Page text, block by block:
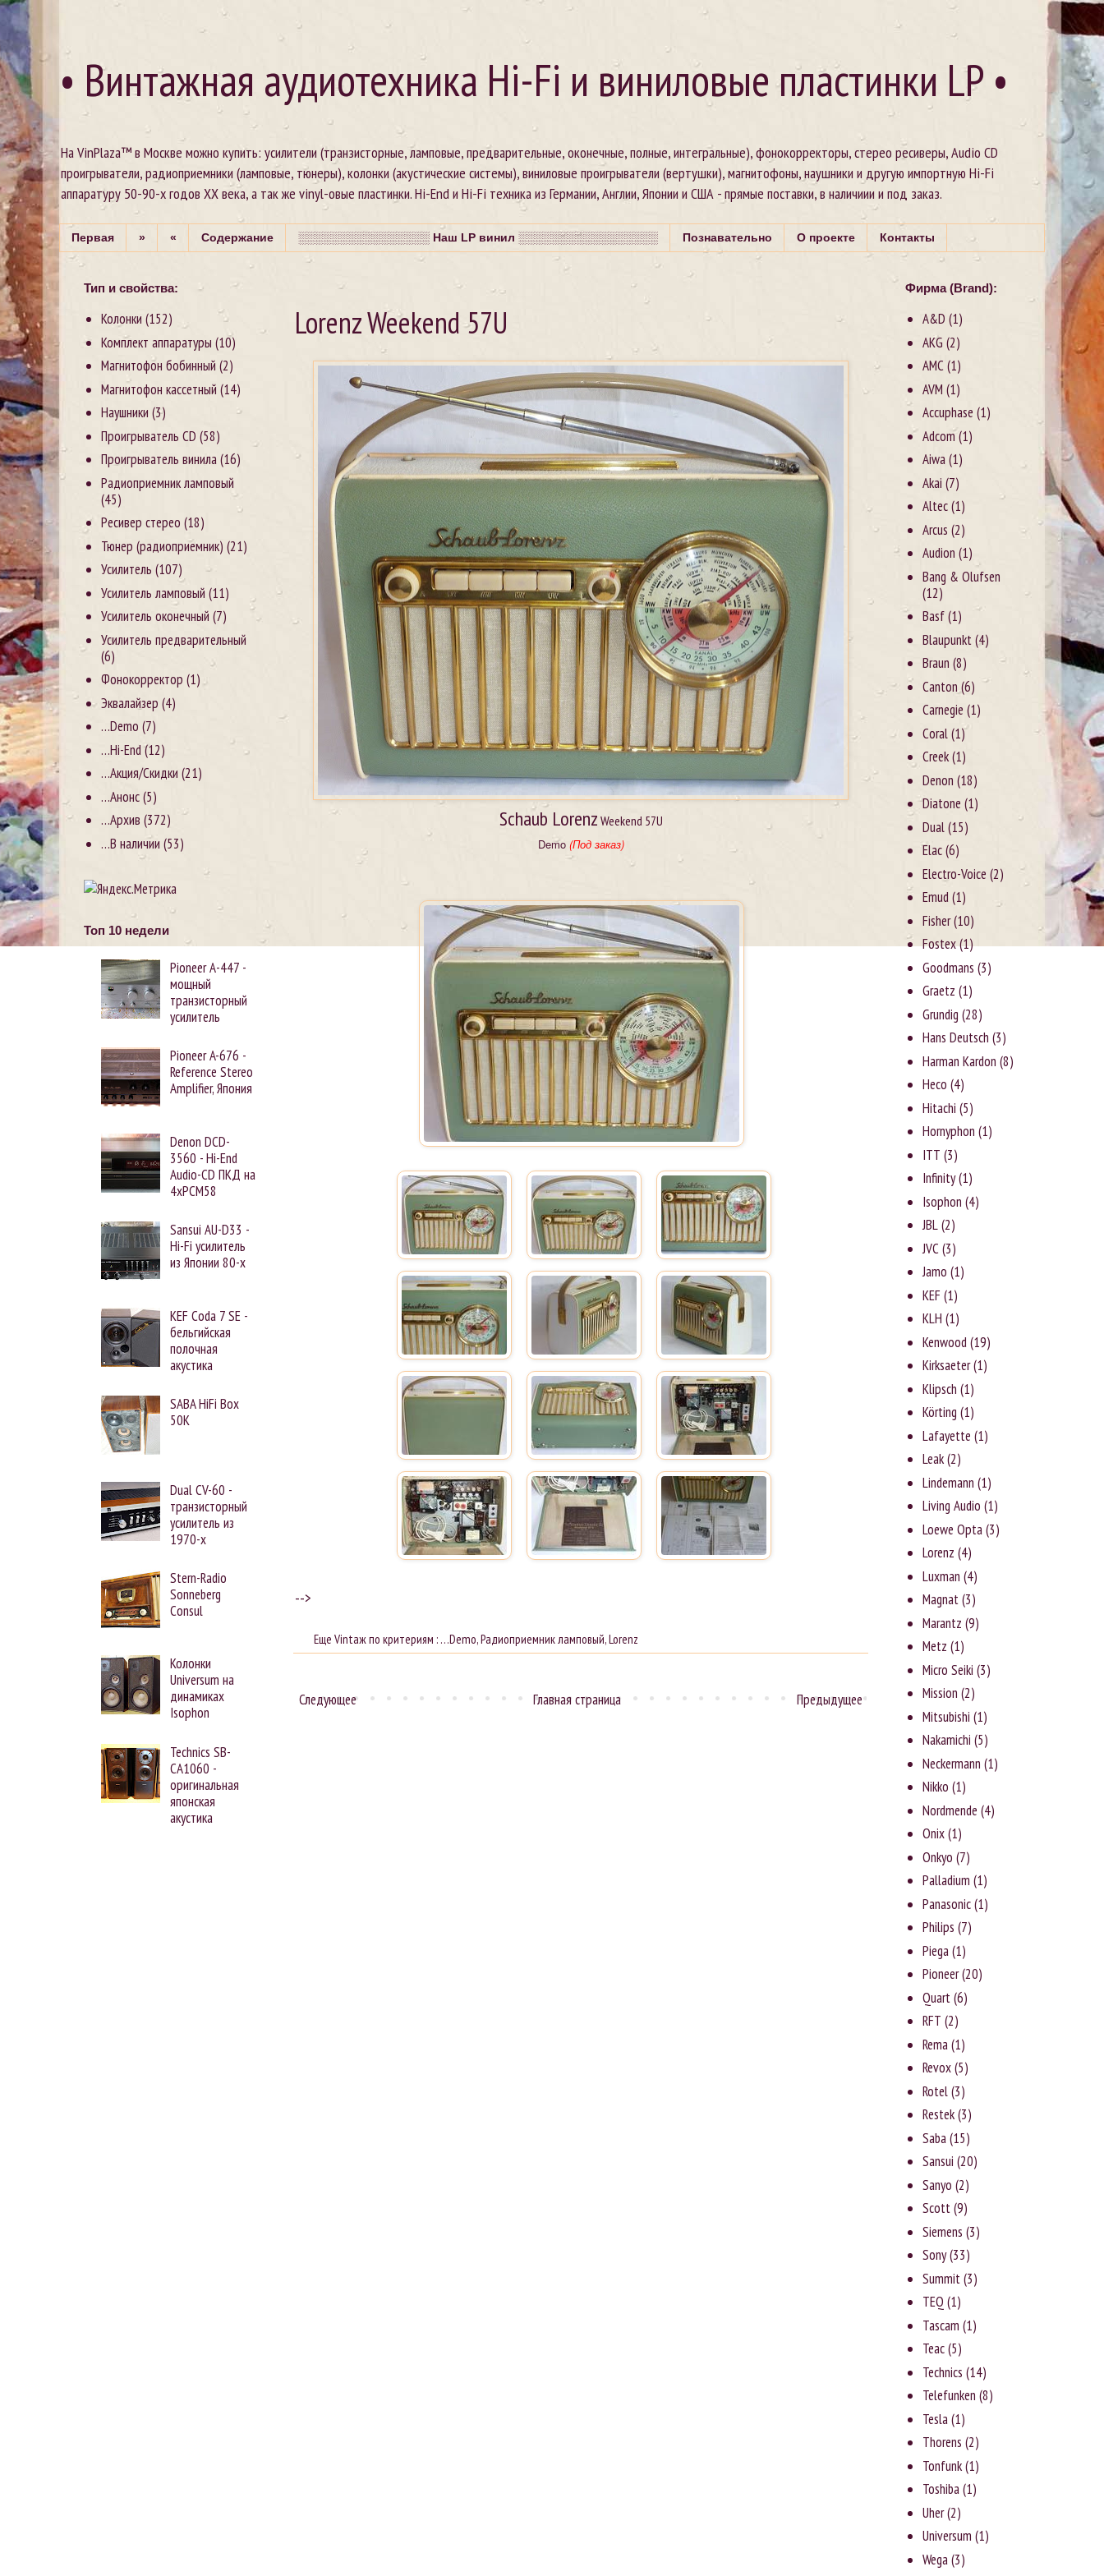
• Винтажная аудиотехника Hi-Fi и виниловые пластинки LP •
На VinPlaza™ в Москве можно купить: усилители (транзисторные, ламповые, предварительные, оконечные, полные, интегральные), фонокорректоры, стерео ресиверы, Audio CD
проигрыватели, радиоприемники (ламповые, тюнеры), колонки (акустические системы), виниловые проигрыватели (вертушки), магнитофоны, наушники и другую импортную Hi-Fi
аппаратуру 50-90-х годов XX века, а так же vinyl-овые пластинки. Hi-End и Hi-Fi техника из Германии, Англии, Японии и США - прямые поставки, в наличиии и под заказ.
Первая » « Содержание ░░░░░░░░░░░░░░░░ Наш LP винил ░░░░░░░░░░░░░░░░░ Познавательно О проекте Контакты
Lorenz Weekend 57U
Schaub Lorenz Weekend 57U
Demo (Под заказ)
-->
Еще Vintaж по критериям : …Demo,Радиоприемник ламповый,Lorenz
Следующее Предыдущее
Главная страница
Тип и свойства:
Колонки (152)
Комплект аппаратуры (10)
Магнитофон бобинный (2)
Магнитофон кассетный (14)
Наушники (3)
Проигрыватель CD (58)
Проигрыватель винила(16)
Радиоприемник ламповый
(45)
Ресивер стерео (18)
Тюнер (радиоприемник) (21)
Усилитель (107)
Усилитель ламповый (11)
Усилитель оконечный (7)
Усилитель предварительный
(6)
Фонокорректор (1)
Эквалайзер (4)
…Demo (7)
…Hi-End(12)
…Акция/Скидки (21)
…Анонс(5)
…Архив (372)
…В наличии (53)
Топ 10 недели
Pioneer А-447 -
мощный
транзисторный
усилитель
Pioneer A-676 -
Reference Stereo
Amplifier, Япония
Denon DCD-
3560 - Hi-End
Audio-CD ПКД на
4xPCM58
Sansui AU-D33 -
Hi-Fi усилитель
из Японии 80-х
KEF Coda 7 SE -
бельгийская
полочная
акустика
SABA HiFi Box
50K
Dual CV-60 -
транзисторный
усилитель из
1970-х
Stern-Radio
Sonneberg
Consul
Колонки
Universum на
динамиках
Isophon
Technics SB-
CA1060 -
оригинальная
японская
акустика
Фирма (Brand):
A&D (1)
AKG (2)
AMC (1)
AVM (1)
Accuphase (1)
Adcom(1)
Aiwa(1)
Akai (7)
Altec(1)
Arcus (2)
Audion (1)
Bang & Olufsen
(12)
Basf(1)
Blaupunkt(4)
Braun (8)
Canton (6)
Carnegie (1)
Coral(1)
Creek(1)
Denon (18)
Diatone (1)
Dual(15)
Elac(6)
Electro-Voice (2)
Emud(1)
Fisher(10)
Fostex(1)
Goodmans (3)
Graetz (1)
Grundig (28)
Hans Deutsch (3)
Harman Kardon (8)
Heco (4)
Hitachi (5)
Hornyphon (1)
ITT (3)
Infinity(1)
Isophon (4)
JBL(2)
JVC(3)
Jаmо (1)
KEF (1)
KLH (1)
Kenwood(19)
Kirksaeter(1)
Klipsch (1)
Körting (1)
Lafayette (1)
Leak(2)
Lindemann (1)
Living Audio (1)
Loewe Opta(3)
Lorenz (4)
Luxman (4)
Magnat(3)
Marantz (9)
Metz (1)
Micro Seiki (3)
Mission (2)
Mitsubishi (1)
Nakamichi (5)
Neckermann (1)
Nikko (1)
Nordmende (4)
Onix(1)
Onkyo (7)
Palladium (1)
Panasonic(1)
Philips (7)
Piega(1)
Pioneer(20)
Quart(6)
RFT (2)
Rema(1)
Revox(5)
Rotel(3)
Rеstеk(3)
Saba(15)
Sansui (20)
Sanyо (2)
Scott(9)
Siemens (3)
Sony(33)
Summit(3)
TEQ (1)
Tascam (1)
Teac(5)
Technics (14)
Telefunken (8)
Tesla(1)
Thorens (2)
Tonfunk(1)
Toshiba(1)
Uher(2)
Universum (1)
Wega(3)